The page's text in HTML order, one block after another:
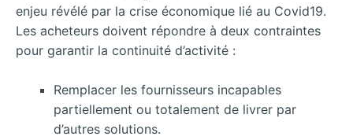
enjeu révélé par la crise économique lié au Covid19.
Les acheteurs doivent répondre à deux contraintes
pour garantir la continuité d’activité :
Remplacer les fournisseurs incapables
partiellement ou totalement de livrer par
d’autres solutions.